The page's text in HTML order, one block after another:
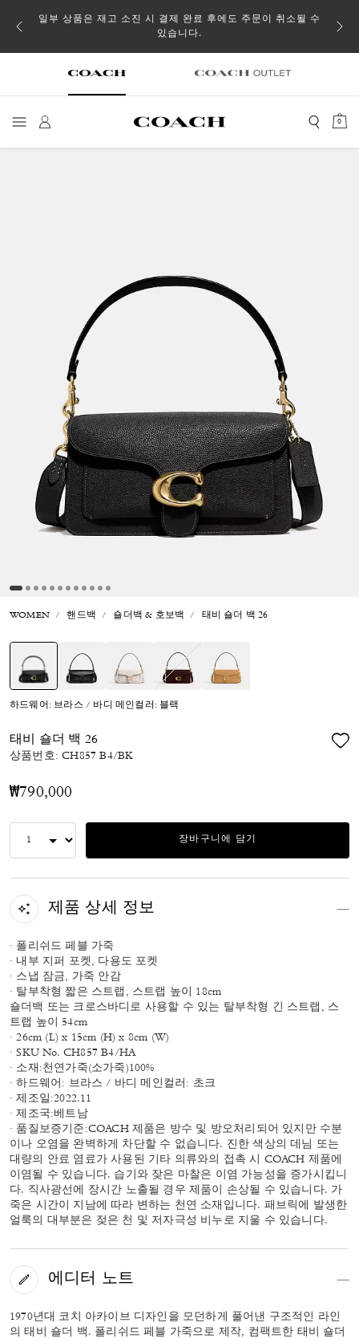
일부 상품은 재고 소진 시 결제 완료 후에도 주문이 취소될 수
있습니다.
0
WOMEN 핸드백 숄더백 & 호보백 태비 숄더 백 26
하드웨어: 브라스 / 바디 메인컬러: 블랙
태비 숄더 백 26
상품번호:CH857 B4/BK
₩790,000
장바구니에 담기
제품 상세 정보
· 폴리쉬드 페블 가죽
· 내부 지퍼 포켓, 다용도 포켓
· 스냅 잠금, 가죽 안감
· 탈부착형 짧은 스트랩, 스트랩 높이 18cm
숄더백 또는 크로스바디로 사용할 수 있는 탈부착형 긴 스트랩, 스
트랩 높이 54cm
· 26cm (L) x 15cm (H) x 8cm (W)
· SKU No. CH857 B4/HA
· 소재:천연가죽(소가죽)100%
· 하드웨어: 브라스 / 바디 메인컬러: 초크
· 제조일:2022.11
· 제조국:베트남
· 품질보증기준:COACH 제품은 방수 및 방오처리되어 있지만 수분
이나 오염을 완벽하게 차단할 수 없습니다. 진한 색상의 데님 또는
대량의 안료 염료가 사용된 기타 의류와의 접촉 시 COACH 제품에
이염될 수 있습니다. 습기와 잦은 마찰은 이염 가능성을 증가시킵니
다. 직사광선에 장시간 노출될 경우 제품이 손상될 수 있습니다. 가
죽은 시간이 지남에 따라 변하는 천연 소재입니다. 패브릭에 발생한
얼룩의 대부분은 젖은 천 및 저자극성 비누로 지울 수 있습니다.
에디터 노트
1970년대 코치 아카이브 디자인을 모던하게 풀어낸 구조적인 라인
의 태비 숄더 백. 폴리쉬드 페블 가죽으로 제작, 컴팩트한 태비 숄더